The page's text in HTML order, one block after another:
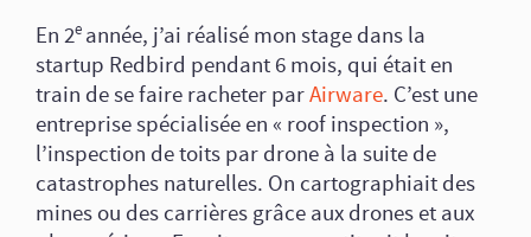
En 2e année, j’ai réalisé mon stage dans la
startup Redbird pendant 6 mois, qui était en
train de se faire racheter parAirware. C’est une
entreprise spécialisée en « roof inspection »,
l’inspection de toits par drone à la suite de
catastrophes naturelles. On cartographiait des
mines ou des carrières grâce aux drones et aux